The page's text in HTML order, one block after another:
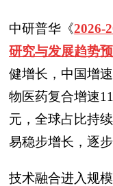
中研普华 《2026-
研究与发展趋势
健增长，中国增
物医药复合增速
元，全球占比持
易稳步增长，逐
技术融合进入规